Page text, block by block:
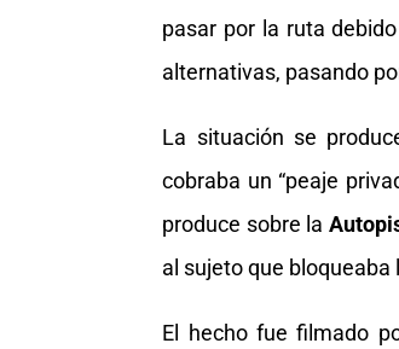
pasar por la ruta
alternativas, pasando
La situación se
cobraba un “peaje
produce sobre la
al sujeto que bloqueaba
El hecho fue filmado